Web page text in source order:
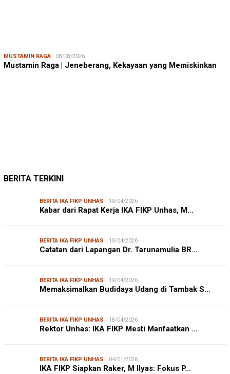
MUSTAMIN RAGA 08/08/2026
Mustamin Raga | Jeneberang, Kekayaan yang Memiskinkan
BERITA TERKINI
BERITA IKA FIKP UNHAS 19/04/2026
Kabar dari Rapat Kerja IKA FIKP Unhas, M…
BERITA IKA FIKP UNHAS 19/04/2026
Catatan dari Lapangan Dr. Tarunamulia BR…
BERITA IKA FIKP UNHAS 19/04/2026
Memaksimalkan Budidaya Udang di Tambak S…
BERITA IKA FIKP UNHAS 18/04/2026
Rektor Unhas: IKA FIKP Mesti Manfaatkan …
BERITA IKA FIKP UNHAS 04/01/2026
IKA FIKP Siapkan Raker, M Ilyas: Fokus P…